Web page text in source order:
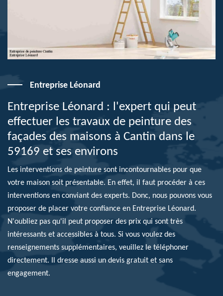
Entreprise Léonard
Entreprise Léonard : l'expert qui peut
effectuer les travaux de peinture des
façades des maisons à Cantin dans le
59169 et ses environs
Les interventions de peinture sont incontournables pour que
votre maison soit présentable. En effet, il faut procéder à ces
interventions en conviant des experts. Donc, nous pouvons vous
proposer de placer votre confiance en Entreprise Léonard.
N'oubliez pas qu'il peut proposer des prix qui sont très
intéressants et accessibles à tous. Si vous voulez des
renseignements supplémentaires, veuillez le téléphoner
directement. Il dresse aussi un devis gratuit et sans
engagement.